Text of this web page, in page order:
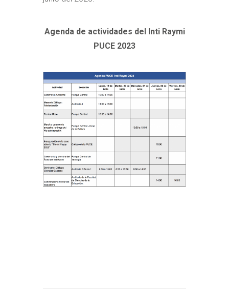
Agenda de actividades del Inti Raymi
PUCE 2023